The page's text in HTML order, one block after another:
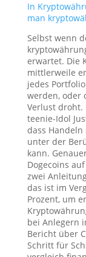
In
man
Selbst wenn
erwartet. Die
mittlerweile
jedes
werden, oder
Verlust droht.
teenie-Idol
dass
unter der
kann.
Dogecoins
zwei
das ist im
Prozent, um
bei Anlegern
Bericht über
Schritt für